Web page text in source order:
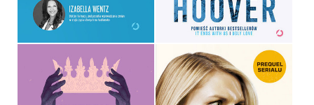
39,90 ZŁ 49,99 ZŁ